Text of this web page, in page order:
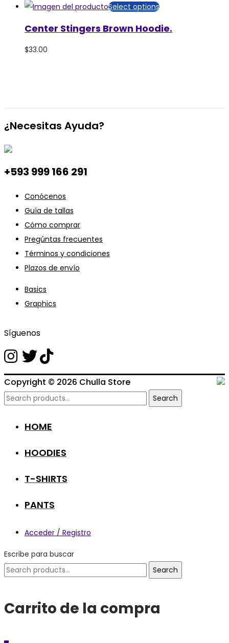
Select options
Center Stingers Brown Hoodie.
$33.00
¿Necesitas Ayuda?
+593 999 166 291
Conócenos
Guía de tallas
Cómo comprar
Pregúntas frecuentes
Términos y condiciones
Plazos de envío
Basics
Graphics
Síguenos
Copyright © 2026 Chulla Store
Search
Search
HOME
HOODIES
T-SHIRTS
PANTS
Acceder / Registro
Escribe para buscar
Search
Search
Carrito de la compra